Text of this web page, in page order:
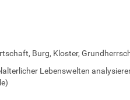
Burg, Kloster,
Lebenswelten